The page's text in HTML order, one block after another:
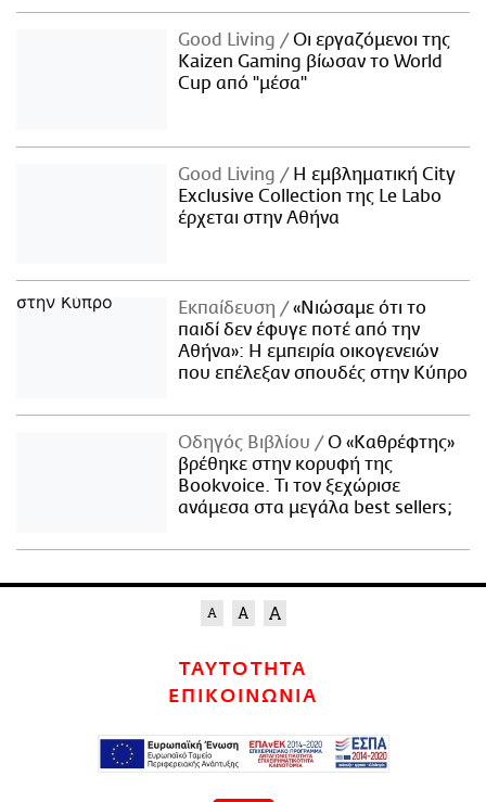
Good Living
Οι εργαζόμενοι της
Kaizen Gaming βίωσαν το World
Cup από "μέσα"
Good Living
Η εμβληματική City
Exclusive Collection της Le Labo
έρχεται στην Αθήνα
Εκπαίδευση
«Νιώσαμε ότι το
παιδί δεν έφυγε ποτέ από την
Αθήνα»: Η εμπειρία οικογενειών
που επέλεξαν σπουδές στην Κύπρο
Οδηγός Βιβλίου
Ο «Καθρέφτης»
βρέθηκε στην κορυφή της
Bookvoice. Τι τον ξεχώρισε
ανάμεσα στα μεγάλα best sellers;
ΤΑΥΤΟΤΗΤΑ
ΕΠΙΚΟΙΝΩΝΙΑ